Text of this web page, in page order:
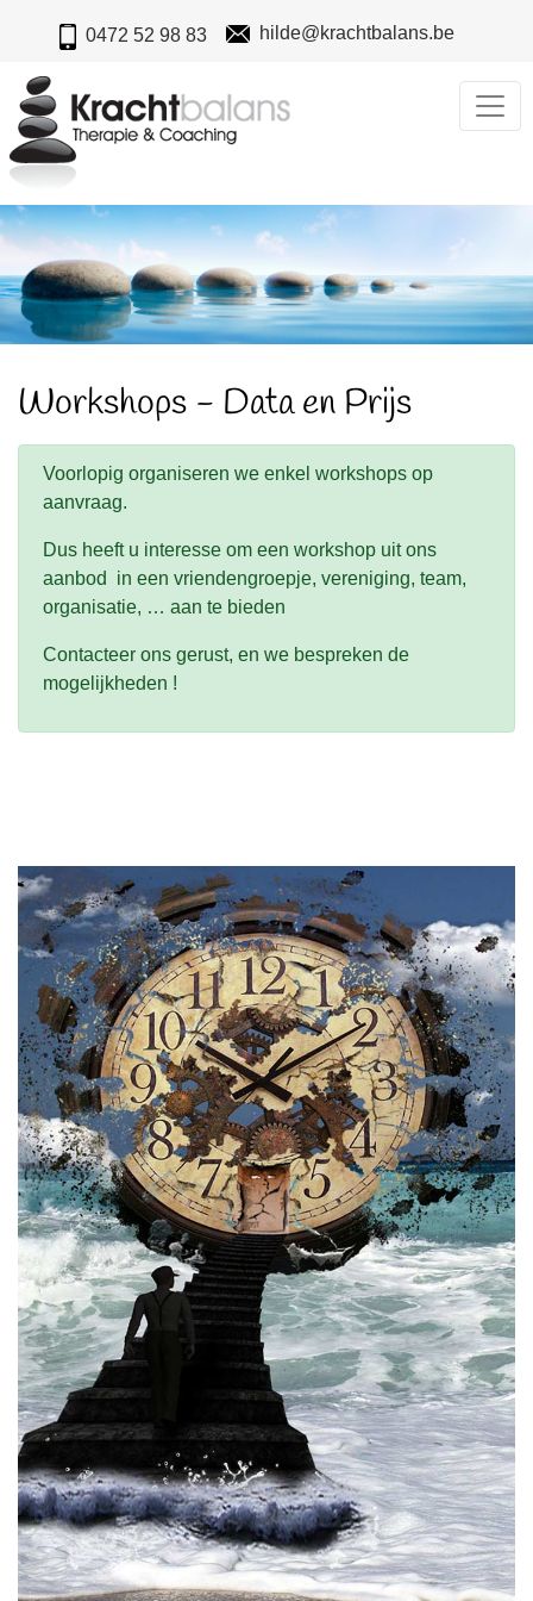
Home
Wie
ik
Individuele
begeleiding
Begeleiding
volwassenen
Begeleiding
jongeren
Relatiebegeleiding
Opvoedingsondersteuning
Stress
Stresscoaching
EFT
Mindfulness
Workshops
Aanbod
Data
0472 52 98 83 hilde@krachtbalans.be
Workshops - Data en Prijs
Voorlopig organiseren we enkel workshops op
aanvraag.
Dus heeft u interesse om een workshop uit ons
aanbod in een vriendengroepje, vereniging, team,
organisatie, … aan te bieden
Contacteer ons gerust, en we bespreken de
mogelijkheden !